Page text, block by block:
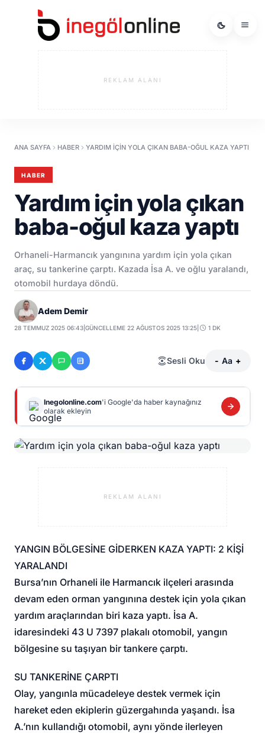
REKLAM ALANI
ANA SAYFA HABER YARDIM IÇIN YOLA ÇIKAN BABA-OĞUL KAZA YAPTI
HABER
Yardım için yola çıkan
baba-oğul kaza yaptı
Orhaneli-Harmancık yangınına yardım için yola çıkan
araç, su tankerine çarptı. Kazada İsa A. ve oğlu yaralandı,
otomobil hurdaya döndü.
Adem Demir
28 TEMMUZ 2025 06:43 |GÜNCELLEME 22 AĞUSTOS 2025 13:25 1 DK
Sesli Oku - Aa +
Inegolonline.com'i Google'da haber kaynağınız
olarak ekleyin
REKLAM ALANI
YANGIN BÖLGESİNE GİDERKEN KAZA YAPTI: 2 KİŞİ
YARALANDI
Bursa’nın Orhaneli ile Harmancık ilçeleri arasında
devam eden orman yangınına destek için yola çıkan
yardım araçlarından biri kaza yaptı. İsa A.
idaresindeki 43 U 7397 plakalı otomobil, yangın
bölgesine su taşıyan bir tankere çarptı.
SU TANKERİNE ÇARPTI
Olay, yangınla mücadeleye destek vermek için
hareket eden ekiplerin güzergahında yaşandı. İsa
A.’nın kullandığı otomobil, aynı yönde ilerleyen